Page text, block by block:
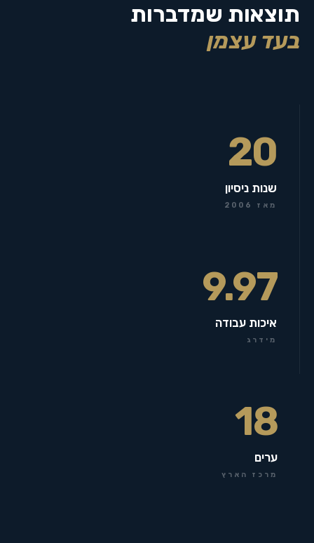
תוצאות שמדברות
בעד עצמן
20
שנות ניסיון
מאז 2006
9.97
איכות עבודה
מידרג
18
ערים
מרכז הארץ